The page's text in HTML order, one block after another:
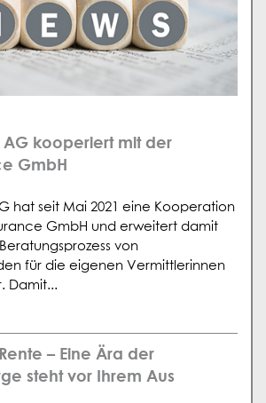
AG kooperiert mit der
GmbH
hat seit Mai 2021 eine Kooperation
GmbH und erweitert damit
von
für die eigenen Vermittlerinnen
Damit...
– Eine Ära der
steht vor Ihrem Aus